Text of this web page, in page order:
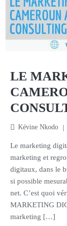
LE
Kévine Nkodo
Le marketing
marketing et
digitaux, dans le
si possible
net. C’est quoi
MARKETING
marketing […]